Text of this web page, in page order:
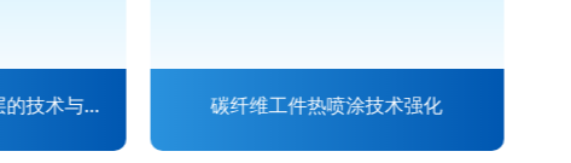
技术与应 碳纤维工件热喷涂技术强化